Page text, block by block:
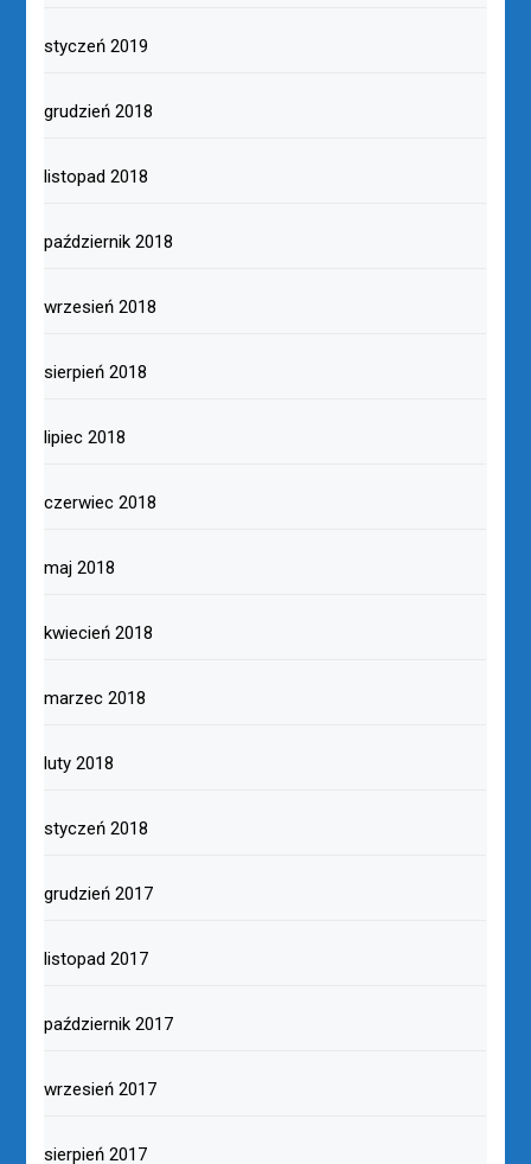
styczeń 2019
grudzień 2018
listopad 2018
październik 2018
wrzesień 2018
sierpień 2018
lipiec 2018
czerwiec 2018
maj 2018
kwiecień 2018
marzec 2018
luty 2018
styczeń 2018
grudzień 2017
listopad 2017
październik 2017
wrzesień 2017
sierpień 2017